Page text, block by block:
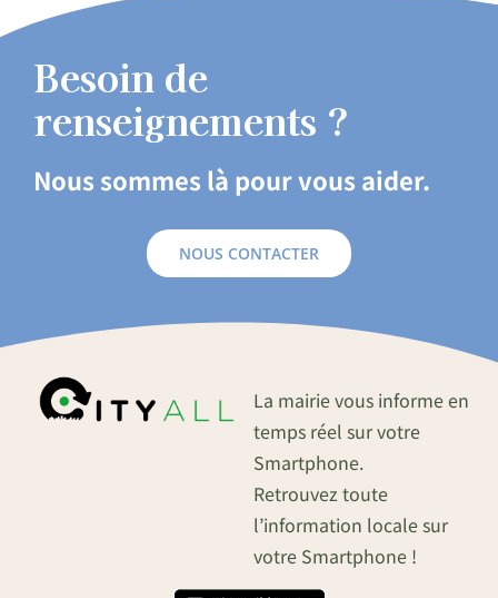
Besoin de
renseignements ?
Nous sommes là pour vous aider.
NOUS CONTACTER
La mairie vous informe en
temps réel sur votre
Smartphone.
Retrouvez toute
l’information locale sur
votre Smartphone !